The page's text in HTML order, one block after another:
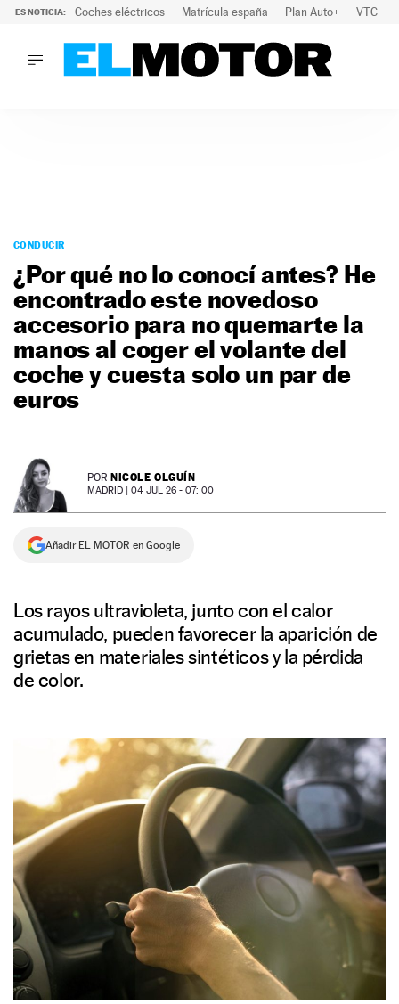
ES NOTICIA: Coches eléctricos Matrícula españa Plan Auto+ VTC
PODCAST
MOTOS
TECNOLOGÍA
SERVICIOS
SÍGUENOS
CONDUCIR
¿Por qué no lo conocí antes? He
encontrado este novedoso
accesorio para no quemarte la
manos al coger el volante del
coche y cuesta solo un par de
euros
POR NICOLE OLGUÍN
MADRID | 04 JUL 26 - 07: 00
Añadir EL MOTOR en Google
Los rayos ultravioleta, junto con el calor
acumulado, pueden favorecer la aparición de
grietas en materiales sintéticos y la pérdida
de color.